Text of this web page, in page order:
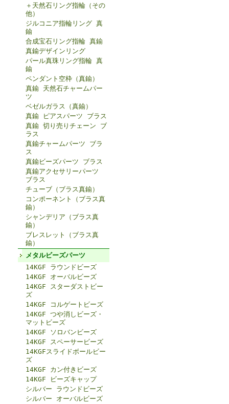
＋天然石リング指輪（その
他）
ジルコニア指輪リング 真
鍮
合成宝石リング指輪 真鍮
真鍮デザインリング
パール真珠リング指輪 真
鍮
ペンダント空枠（真鍮）
真鍮 天然石チャームパー
ツ
ベゼルガラス（真鍮）
真鍮 ピアスパーツ ブラス
真鍮 切り売りチェーン ブ
ラス
真鍮チャームパーツ ブラ
ス
真鍮ビーズパーツ ブラス
真鍮アクセサリーパーツ
ブラス
チューブ（ブラス真鍮）
コンポーネント（ブラス真
鍮）
シャンデリア（ブラス真
鍮）
ブレスレット（ブラス真
鍮）
メタルビーズパーツ
14KGF ラウンドビーズ
14KGF オーバルビーズ
14KGF スターダストビー
ズ
14KGF コルゲートビーズ
14KGF つや消しビーズ・
マットビーズ
14KGF ソロバンビーズ
14KGF スペーサービーズ
14KGFスライドボールビー
ズ
14KGF カン付きビーズ
14KGF ビーズキャップ
シルバー ラウンドビーズ
シルバー オーバルビーズ